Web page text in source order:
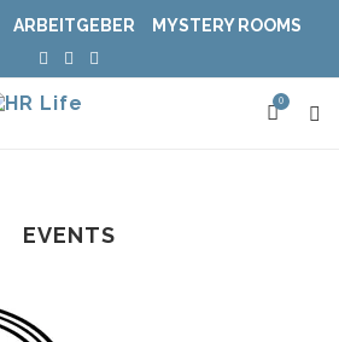
ARBEITGEBER MYSTERY ROOMS
0
EVENTS